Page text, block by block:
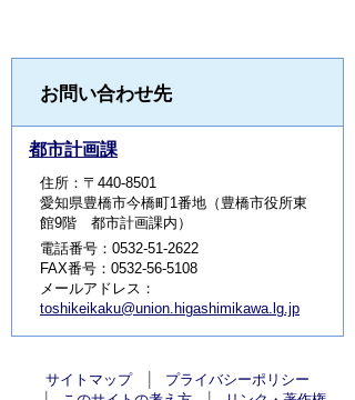
お問い合わせ先
都市計画課
住所：〒440-8501
愛知県豊橋市今橋町1番地（豊橋市役所東
館9階 都市計画課内）
電話番号：0532-51-2622
FAX番号：0532-56-5108
メールアドレス：
toshikeikaku@union.higashimikawa.lg.jp
サイトマップ
プライバシーポリシー